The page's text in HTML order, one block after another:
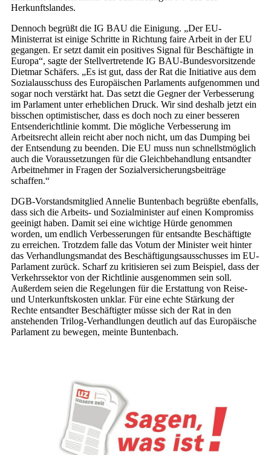
Herkunftslandes.
Dennoch begrüßt die IG BAU die Einigung. „Der EU-
Ministerrat ist einige Schritte in Richtung faire Arbeit in der EU
gegangen. Er setzt damit ein positives Signal für Beschäftigte in
Europa“, sagte der Stellvertretende IG BAU-Bundesvorsitzende
Dietmar Schäfers. „Es ist gut, dass der Rat die Initiative aus dem
Sozialausschuss des Europäischen Parlaments aufgenommen und
sogar noch verstärkt hat. Das setzt die Gegner der Verbesserung
im Parlament unter erheblichen Druck. Wir sind deshalb jetzt ein
bisschen optimistischer, dass es doch noch zu einer besseren
Entsenderichtlinie kommt. Die mögliche Verbesserung im
Arbeitsrecht allein reicht aber noch nicht, um das Dumping bei
der Entsendung zu beenden. Die EU muss nun schnellstmöglich
auch die Voraussetzungen für die Gleichbehandlung entsandter
Arbeitnehmer in Fragen der Sozialversicherungsbeiträge
schaffen.“
DGB-Vorstandsmitglied Annelie Buntenbach begrüßte ebenfalls,
dass sich die Arbeits- und Sozialminister auf einen Kompromiss
geeinigt haben. Damit sei eine wichtige Hürde genommen
worden, um endlich Verbesserungen für entsandte Beschäftigte
zu erreichen. Trotzdem falle das Votum der Minister weit hinter
das Verhandlungsmandat des Beschäftigungsausschusses im EU-
Parlament zurück. Scharf zu kritisieren sei zum Beispiel, dass der
Verkehrssektor von der Richtlinie ausgenommen sein soll.
Außerdem seien die Regelungen für die Erstattung von Reise-
und Unterkunftskosten unklar. Für eine echte Stärkung der
Rechte entsandter Beschäftigter müsse sich der Rat in den
anstehenden Trilog-Verhandlungen deutlich auf das Europäische
Parlament zu bewegen, meinte Buntenbach.